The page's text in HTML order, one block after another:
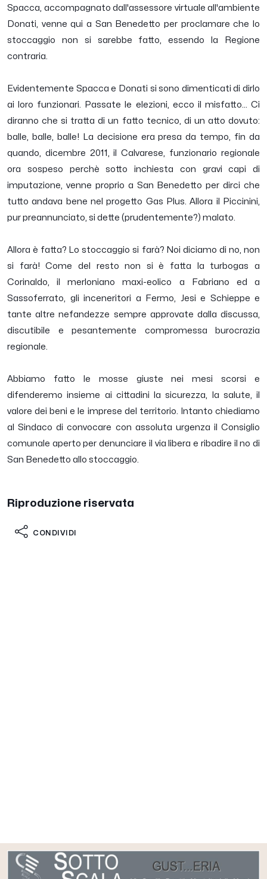
Spacca, accompagnato dall'assessore virtuale all'ambiente
Donati, venne qui a San Benedetto per proclamare che lo
stoccaggio non si sarebbe fatto, essendo la Regione
contraria.
Evidentemente Spacca e Donati si sono dimenticati di dirlo
ai loro funzionari. Passate le elezioni, ecco il misfatto... Ci
diranno che si tratta di un fatto tecnico, di un atto dovuto:
balle, balle, balle! La decisione era presa da tempo, fin da
quando, dicembre 2011, il Calvarese, funzionario regionale
ora sospeso perchè sotto inchiesta con gravi capi di
imputazione, venne proprio a San Benedetto per dirci che
tutto andava bene nel progetto Gas Plus. Allora il Piccinini,
pur preannunciato, si dette (prudentemente?) malato.
Allora è fatta? Lo stoccaggio si farà? Noi diciamo di no, non
si farà! Come del resto non si è fatta la turbogas a
Corinaldo, il merloniano maxi-eolico a Fabriano ed a
Sassoferrato, gli inceneritori a Fermo, Jesi e Schieppe e
tante altre nefandezze sempre approvate dalla discussa,
discutibile e pesantemente compromessa burocrazia
regionale.
Abbiamo fatto le mosse giuste nei mesi scorsi e
difenderemo insieme ai cittadini la sicurezza, la salute, il
valore dei beni e le imprese del territorio. Intanto chiediamo
al Sindaco di convocare con assoluta urgenza il Consiglio
comunale aperto per denunciare il via libera e ribadire il no di
San Benedetto allo stoccaggio
Riproduzione riservata
CONDIVIDI